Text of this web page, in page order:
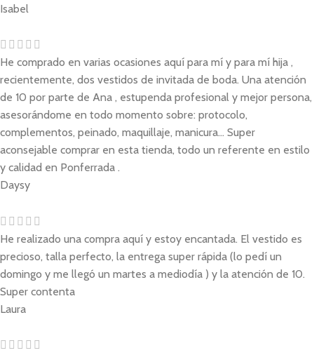
Isabel
He comprado en varias ocasiones aquí para mí y para mí hija ,
recientemente, dos vestidos de invitada de boda. Una atención
de 10 por parte de Ana , estupenda profesional y mejor persona,
asesorándome en todo momento sobre: protocolo,
complementos, peinado, maquillaje, manicura... Super
aconsejable comprar en esta tienda, todo un referente en estilo
y calidad en Ponferrada .
Daysy
He realizado una compra aquí y estoy encantada. El vestido es
precioso, talla perfecto, la entrega super rápida (lo pedí un
domingo y me llegó un martes a mediodía ) y la atención de 10.
Super contenta
Laura